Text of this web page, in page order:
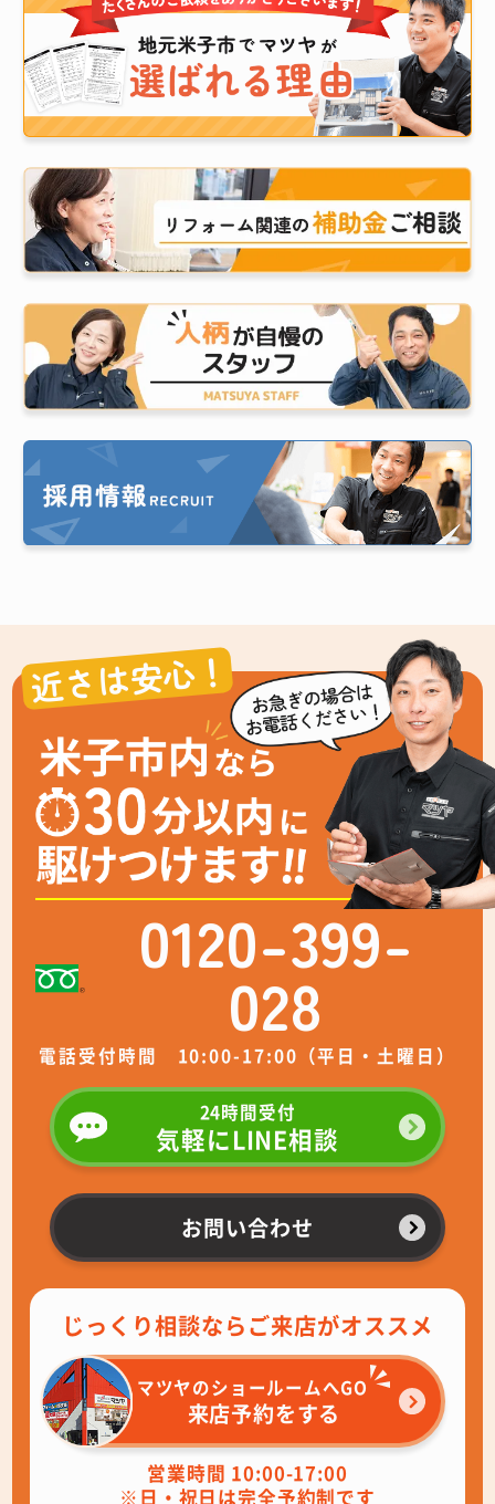
近さは安心！
0120-399-
028
電話受付時間 10:00-17:00（平日・土曜日）
24時間受付
気軽にLINE相談
お問い合わせ
じっくり相談ならご来店がオススメ
マツヤのショールームへGO
来店予約をする
営業時間 10:00-17:00
※日・祝日は完全予約制です